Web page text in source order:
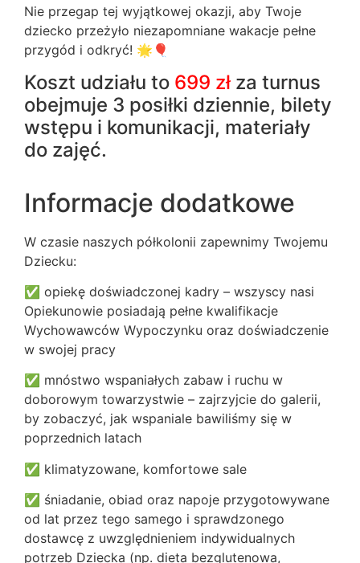
Nie przegap tej wyjątkowej okazji, aby Twoje
dziecko przeżyło niezapomniane wakacje pełne
przygód i odkryć! 🌟🎈
Koszt udziału to 699 zł za turnus
obejmuje 3 posiłki dziennie, bilety
wstępu i komunikacji, materiały
do zajęć.
Informacje dodatkowe
W czasie naszych półkolonii zapewnimy Twojemu
Dziecku:
✅ opiekę doświadczonej kadry – wszyscy nasi
Opiekunowie posiadają pełne kwalifikacje
Wychowawców Wypoczynku oraz doświadczenie
w swojej pracy
✅ mnóstwo wspaniałych zabaw i ruchu w
doborowym towarzystwie – zajrzyjcie do galerii,
by zobaczyć, jak wspaniale bawiliśmy się w
poprzednich latach
✅ klimatyzowane, komfortowe sale
✅ śniadanie, obiad oraz napoje przygotowywane
od lat przez tego samego i sprawdzonego
dostawcę z uwzględnieniem indywidualnych
potrzeb Dziecka (np. dieta bezglutenowa,